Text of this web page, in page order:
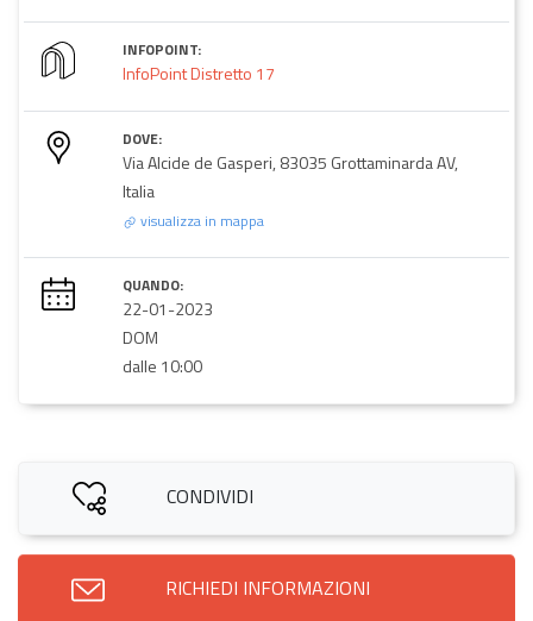
INFOPOINT:
InfoPoint Distretto 17
DOVE:
Via Alcide de Gasperi, 83035 Grottaminarda AV,
Italia
visualizza in mappa
QUANDO:
22-01-2023
DOM
dalle 10:00
CONDIVIDI
RICHIEDI INFORMAZIONI